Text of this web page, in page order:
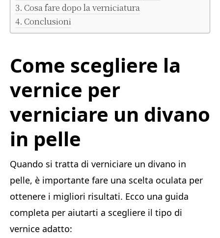
Cosa fare dopo la verniciatura
Conclusioni
Come scegliere la
vernice per
verniciare un divano
in pelle
Quando si tratta di verniciare un divano in
pelle, è importante fare una scelta oculata per
ottenere i migliori risultati. Ecco una guida
completa per aiutarti a scegliere il tipo di
vernice adatto: